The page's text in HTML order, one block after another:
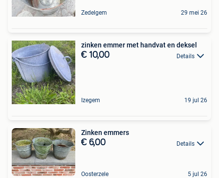
Zedelgem 29 mei 26
zinken emmer met handvat en deksel
€ 10,00 Details
Izegem 19 jul 26
Zinken emmers
€ 6,00 Details
Oosterzele 5 jul 26